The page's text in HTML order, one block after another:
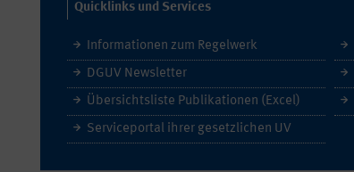
Quicklinks und Services
Informationen zum Regelwerk
DGUV Newsletter
Übersichtsliste Publikationen (Excel)
Serviceportal ihrer gesetzlichen UV